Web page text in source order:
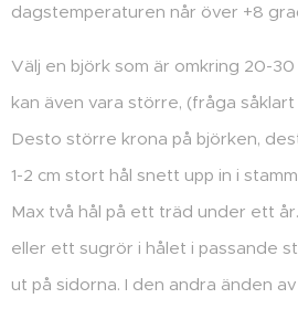
dagstemperaturen når över +8
Välj en björk som är omkring 20-
kan även vara större, (fråga
Desto större krona på björken,
1-2 cm stort hål snett upp in i
Max två hål på ett träd under ett
eller ett sugrör i hålet i passande
ut på sidorna. I den andra änden